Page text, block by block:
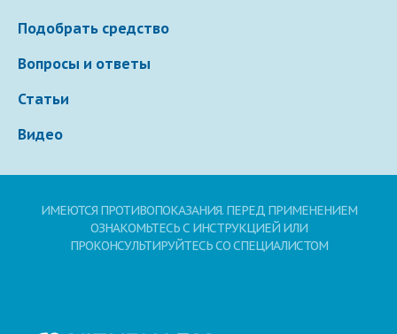
Ваше сообщение
Отправляя вопрос, я принимаю пользовательское
соглашение сайта.
Подобрать средство
Вопросы и ответы
Статьи
Видео
ИМЕЮТСЯ ПРОТИВОПОКАЗАНИЯ. ПЕРЕД ПРИМЕНЕНИЕМ
ОЗНАКОМЬТЕСЬ С ИНСТРУКЦИЕЙ ИЛИ
ПРОКОНСУЛЬТИРУЙТЕСЬ СО СПЕЦИАЛИСТОМ